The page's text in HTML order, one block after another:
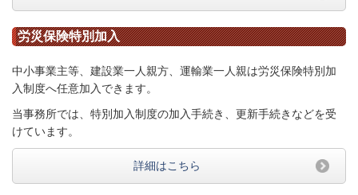
労災保険特別加入
中小事業主等、建設業一人親方、運輸業一人親は労災保険特別加
入制度へ任意加入できます。
当事務所では、特別加入制度の加入手続き、更新手続きなどを受
けています。
詳細はこちら